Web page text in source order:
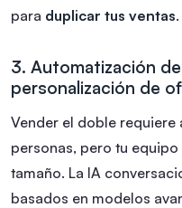
para duplicar tus ventas.
3. Automatización
personalización de
Vender el doble requiere
personas, pero tu
tamaño. La IA
basados en modelos